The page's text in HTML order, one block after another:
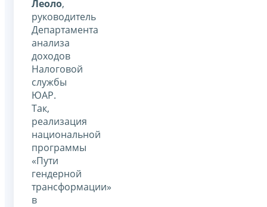
Леоло,
руководитель
Департамента
анализа
доходов
Налоговой
службы
ЮАР.
Так,
реализация
национальной
программы
«Пути
гендерной
трансформации»
в